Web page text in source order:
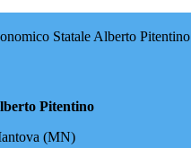
Statale Alberto Pitentino
Pitentino
(MN)